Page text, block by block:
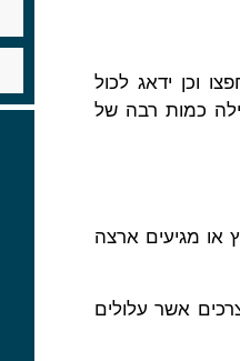
וכן ידאג לכול
כמות רבה של
או מגיעים ארצה
אשר עלולים